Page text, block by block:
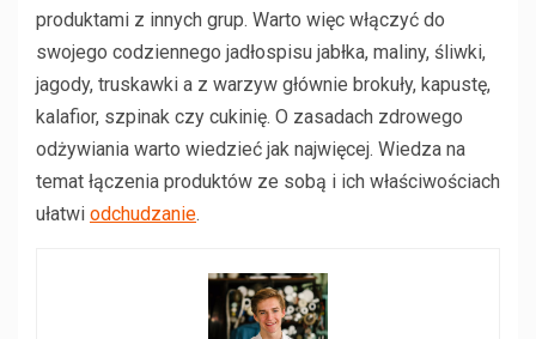
produktami z innych grup. Warto więc włączyć do
swojego codziennego jadłospisu jabłka, maliny, śliwki,
jagody, truskawki a z warzyw głównie brokuły, kapustę,
kalafior, szpinak czy cukinię. O zasadach zdrowego
odżywiania warto wiedzieć jak najwięcej. Wiedza na
temat łączenia produktów ze sobą i ich właściwościach
ułatwi odchudzanie.